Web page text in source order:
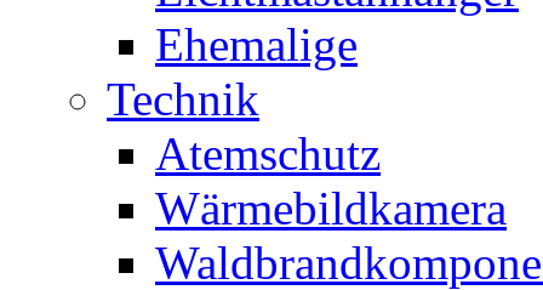
Ehemalige
Technik
Atemschutz
Wärmebildkamera